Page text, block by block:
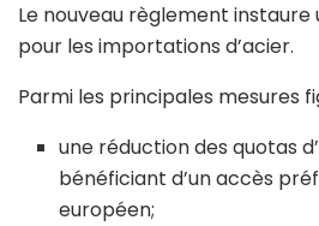
Le nouveau règlement
pour les importations d’acier.
Parmi les principales mesures
une réduction des quotas
bénéficiant d’un accès
européen;